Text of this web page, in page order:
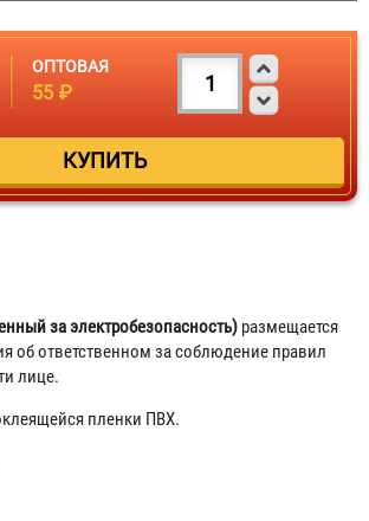
ОПТОВАЯ
55 ₽
за электробезопасность) размещается
об ответственном за соблюдение правил
лице.
пленки ПВХ.